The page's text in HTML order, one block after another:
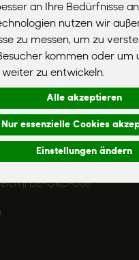
an Ihre Bedürfnisse
nutzen wir
zu messen, um zu
kommen oder um
weiter zu entwickeln.
Alle akzeptieren
Nur essenzielle Cookies
Einstellungen ändern
gesuchte Produkt ist leider
(€) inkl. gesetzlicher
Pfand und optionaler
finden Siehier.
|| DE-ÖKO-006